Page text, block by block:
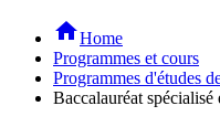
homeHome
Programmes et cours
Programmes d'études
Baccalauréat